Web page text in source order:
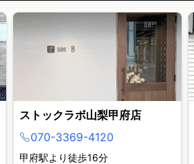
ストックラボ山梨甲府店
070-3369-4120
甲府駅より徒歩16分